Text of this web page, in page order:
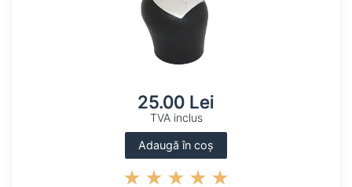
25.00 Lei
TVA inclus
Adaugă în coș